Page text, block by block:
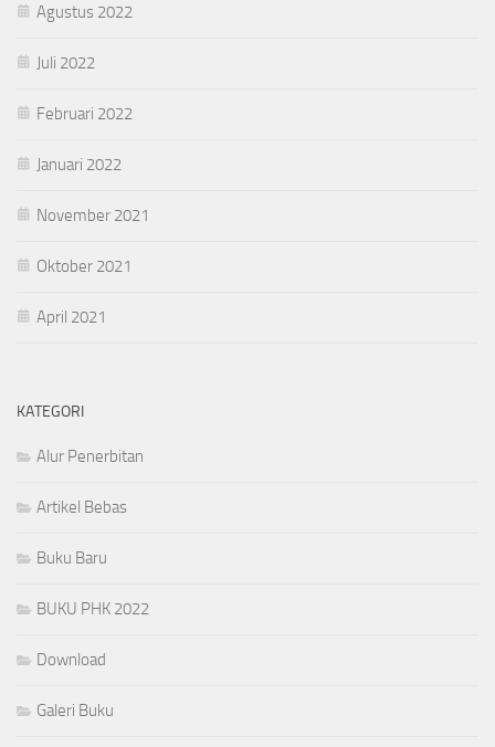
Agustus 2022
Juli 2022
Februari 2022
Januari 2022
November 2021
Oktober 2021
April 2021
KATEGORI
Alur Penerbitan
Artikel Bebas
Buku Baru
BUKU PHK 2022
Download
Galeri Buku